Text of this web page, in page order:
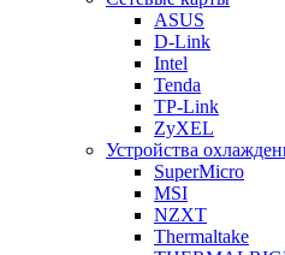
ASUS
D-Link
Intel
Tenda
TP-Link
ZyXEL
Устройства
SuperMicro
MSI
NZXT
Thermaltake